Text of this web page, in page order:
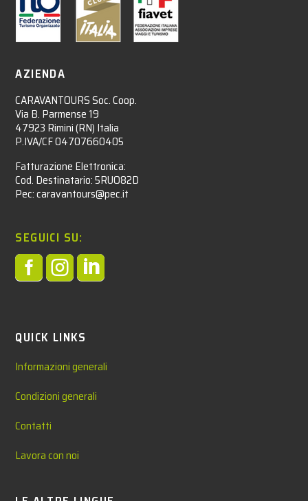
AZIENDA
CARAVANTOURS Soc. Coop.
Via B. Parmense 19
47923 Rimini (RN) Italia
P.IVA/CF 04707660405
Fatturazione Elettronica:
Cod. Destinatario: 5RUO82D
Pec: caravantours@pec.it
SEGUICI SU:

QUICK LINKS
Informazioni generali
Condizioni generali
Contatti
Lavora con noi